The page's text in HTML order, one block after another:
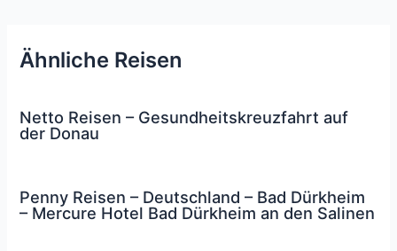
Ähnliche Reisen
Netto Reisen – Gesundheitskreuzfahrt auf
der Donau
Penny Reisen – Deutschland – Bad Dürkheim
– Mercure Hotel Bad Dürkheim an den Salinen